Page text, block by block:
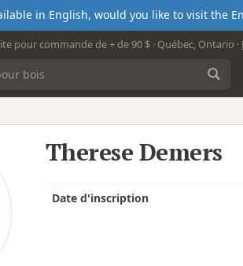
in English, would you like to visit the
pour commande de + de 90 $ · Québec, Ontario ·
Therese Demers
Date d'inscription